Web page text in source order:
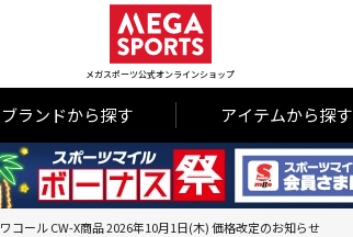
メガスポーツ公式オンラインショップ
ブランドから探す アイテムから探す
ワコール CW-X商品 2026年10月1日(木) 価格改定のお知らせ